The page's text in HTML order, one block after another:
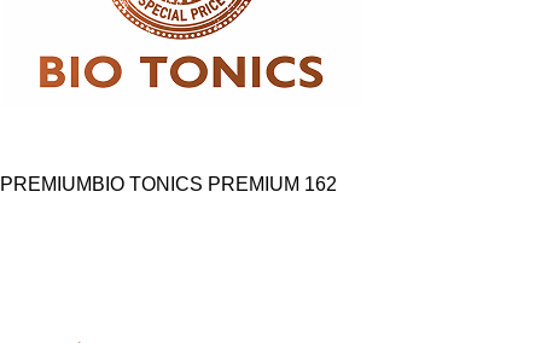
PREMIUM BIO TONICS PREMIUM 162